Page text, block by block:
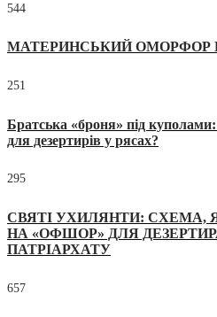
544
МАТЕРИНСЬКИЙ ОМОРФОР
251
Братська «броня» під
для дезертирів у рясах?
295
СВЯТІ УХИЛЯНТИ: СХЕМА,
НА «ОФШОР» ДЛЯ
ПАТРІАРХАТУ
657